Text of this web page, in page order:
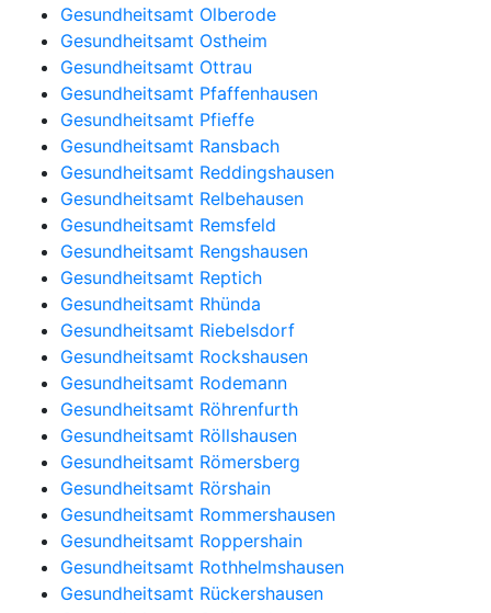
Gesundheitsamt Olberode
Gesundheitsamt Ostheim
Gesundheitsamt Ottrau
Gesundheitsamt Pfaffenhausen
Gesundheitsamt Pfieffe
Gesundheitsamt Ransbach
Gesundheitsamt Reddingshausen
Gesundheitsamt Relbehausen
Gesundheitsamt Remsfeld
Gesundheitsamt Rengshausen
Gesundheitsamt Reptich
Gesundheitsamt Rhünda
Gesundheitsamt Riebelsdorf
Gesundheitsamt Rockshausen
Gesundheitsamt Rodemann
Gesundheitsamt Röhrenfurth
Gesundheitsamt Röllshausen
Gesundheitsamt Römersberg
Gesundheitsamt Rörshain
Gesundheitsamt Rommershausen
Gesundheitsamt Roppershain
Gesundheitsamt Rothhelmshausen
Gesundheitsamt Rückershausen